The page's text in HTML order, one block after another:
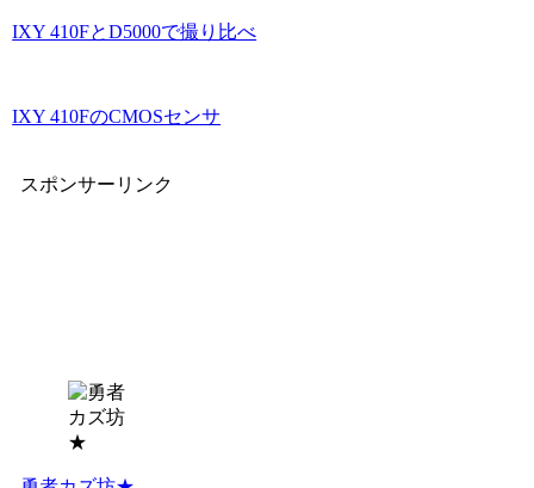
IXY 410FとD5000で撮り比べ
IXY 410FのCMOSセンサ
スポンサーリンク